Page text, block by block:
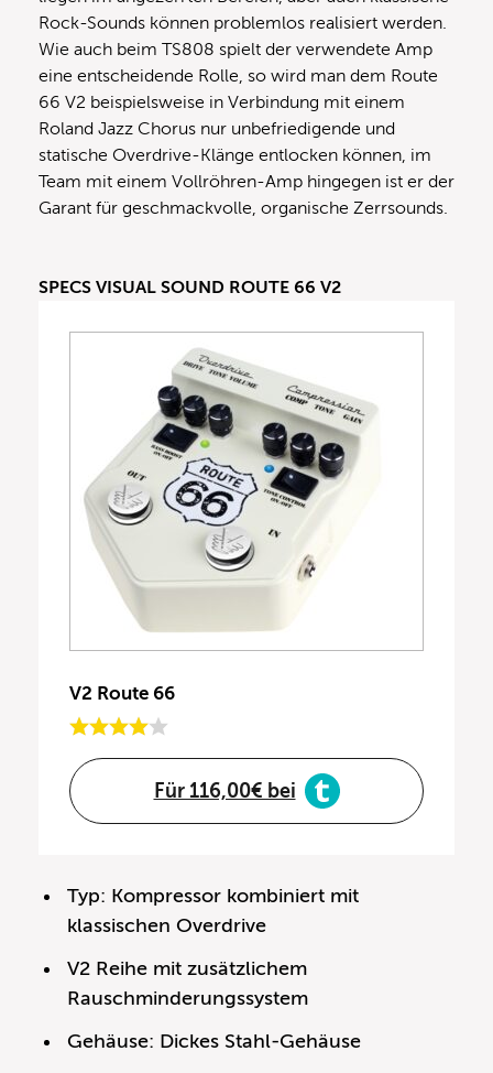
Rock-Sounds können problemlos realisiert werden.
Wie auch beim TS808 spielt der verwendete Amp
eine entscheidende Rolle, so wird man dem Route
66 V2 beispielsweise in Verbindung mit einem
Roland Jazz Chorus nur unbefriedigende und
statische Overdrive-Klänge entlocken können, im
Team mit einem Vollröhren-Amp hingegen ist er der
Garant für geschmackvolle, organische Zerrsounds.
SPECS VISUAL SOUND ROUTE 66 V2
V2 Route 66
Für 116,00€ bei
Typ: Kompressor kombiniert mit
klassischen Overdrive
V2 Reihe mit zusätzlichem
Rauschminderungssystem
Gehäuse: Dickes Stahl-Gehäuse